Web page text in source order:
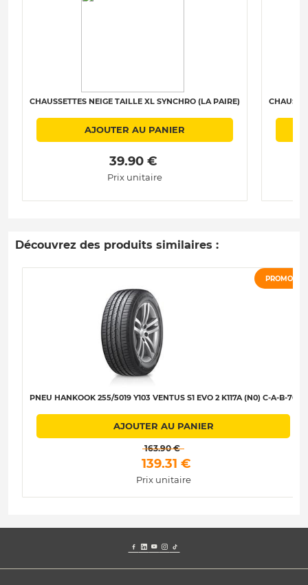
CHAUSSETTES NEIGE TAILLE XL SYNCHRO (LA PAIRE)
AJOUTER AU PANIER
39.90 €
Prix unitaire
Découvrez des produits similaires :
PROMO
PNEU HANKOOK 255/5019 Y103 VENTUS S1 EVO 2 K117A (N0) C-A-B-70
AJOUTER AU PANIER
163.90 €
139.31 €
Prix unitaire